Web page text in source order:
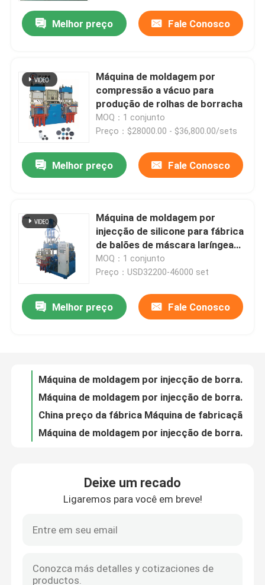
Casa
Produtos
Vídeos
Fábrica
Controle de Qualidade
VR SHOW
Melhor preço Fale Conosco
Máquina de moldagem por
compressão a vácuo para
produção de rolhas de borracha
MOQ：1 conjunto
Preço：$28000.00 - $36,800.00/sets
Melhor preço Fale Conosco
Máquina de moldagem por
injecção de silicone para fábrica
de balões de máscara laríngea
médica
MOQ：1 conjunto
Preço：USD32200-46000 set
Melhor preço Fale Conosco
Máquina de moldagem por injecção de borracha de Taiwan totalmente automática e de poupança de energia
Máquina de moldagem por injecção de silicone de poupança de energia totalmente automática para fazer o golf tee
Máquina de Fabricação de Seringa de Injecção de Poupança de Energia
Deixe um recado
Ligaremos para você em breve!